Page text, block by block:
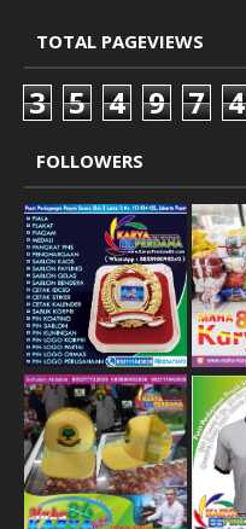
TOTAL PAGEVIEWS
3 5 4 9 7 4
FOLLOWERS